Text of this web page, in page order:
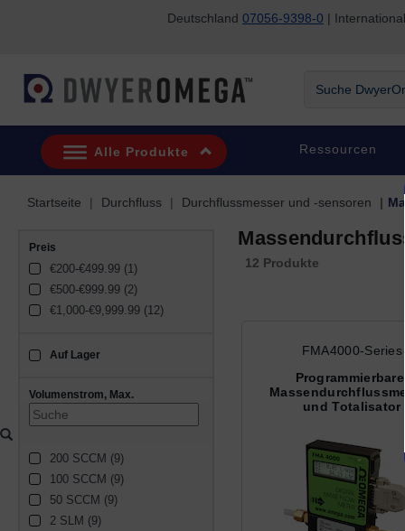
Deutschland 07056-9398-0 |
Alle Produkte Ressourcen
Startseite Durchfluss Durchflussmesser und -sensoren
Preis
€200-€499.99 (1)
€500-€999.99 (2)
€1,000-€9,999.99 (12)
Auf Lager
sku_availability_de
Volumenstrom, Max.
200 SCCM (9)
100 SCCM (9)
50 SCCM (9)
2 SLM (9)
12 Produkte
FMA4000-Series
Programmierbarer
und Totalisator